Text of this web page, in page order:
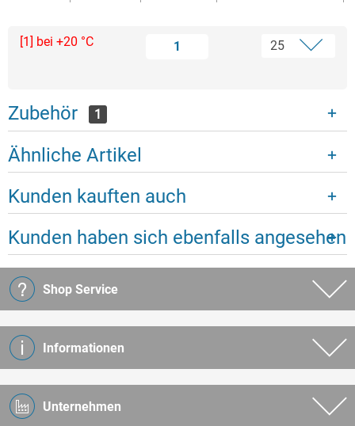
1
[1] bei +20 °C
Zubehör 1
Ähnliche Artikel
Kunden kauften auch
Kunden haben sich ebenfalls angesehen
Shop Service
Informationen
Unternehmen